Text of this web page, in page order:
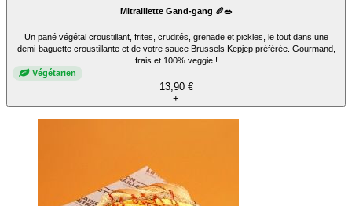
Mitraillette Gand-gang 🥖🥗
Un pané végétal croustillant, frites, crudités, grenade et pickles, le tout dans une
demi-baguette croustillante et de votre sauce Brussels Kepjep préférée. Gourmand,
frais et 100% veggie !
Végétarien
13,90 €
+